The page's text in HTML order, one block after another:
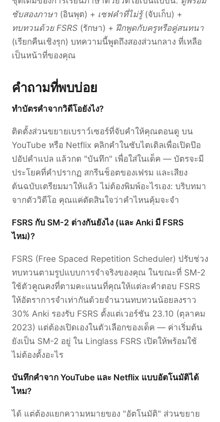
ซับสองภาษา (อินพุต) + เซฟคำที่ไม่รู้(จับเก็บ) +
ทบทวนด้วย FSRS (รักษา) + ฝึกพูดกับครูหรือคู่สนทนา
(เรียกคืนเชิงรุก) บทความนี้พูดถึงสองส่วนกลาง ที่เหลือ
เป็นหน้าที่ของคุณ
คำถามที่พบบ่อย
ทำบัตรคำจากวิดีโอยังไง?
ติดตั้งส่วนขยายเบราว์เซอร์ที่จับคำให้คุณตอนดู บน
YouTube หรือ Netflix คลิกคำในซับไตเติลเพื่อเปิดป๊อ
ปอัปคำแปล แล้วกด "บันทึก" เพื่อใส่ในเด็ค — บัตรจะมี
ประโยคที่คำปรากฏ สกรีนช็อตของเฟรม และเสียง
ต้นฉบับเตรียมมาให้แล้ว ไม่ต้องพิมพ์อะไรเอง: บริบทมา
จากตัววิดีโอ คุณแค่ตัดสินใจว่าคำไหนคุ้มจะจำ
FSRS กับ SM-2 ต่างกันยังไง (และ Anki มี FSRS
ไหม)?
FSRS (Free Spaced Repetition Scheduler) ปรับช่วง
ทบทวนตามรูปแบบการจำจริงของคุณ ในขณะที่ SM-2
ใช้ตัวคูณคงที่ตามคะแนนที่คุณให้แต่ละคำตอบ FSRS
ให้อัตราการจำเท่ากันด้วยจำนวนทบทวนน้อยลงราว
30% Anki รองรับ FSRS ตั้งแต่เวอร์ชัน 23.10 (ตุลาคม
2023) แต่ต้องเปิดเองในตัวเลือกของเด็ค — ค่าเริ่มต้น
ยังเป็น SM-2 อยู่ ใน Linglass FSRS เปิดให้พร้อมใช้
ไม่ต้องตั้งอะไร
บันทึกคำจาก YouTube และ Netflix แบบอัตโนมัติได้
ไหม?
ได้ แต่ต้องแยกความหมายของ "อัตโนมัติ" ส่วนขยาย